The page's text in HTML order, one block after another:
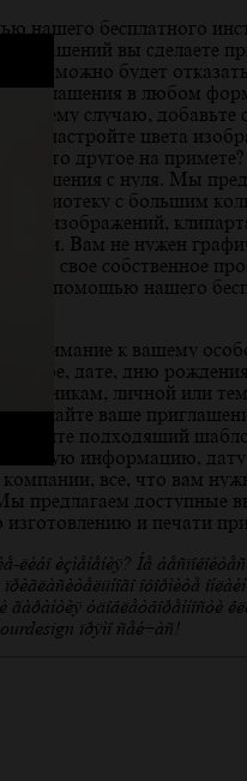
нашего бесплатного
приглашений вы сделаете
невозможно будет
приглашения в любом
своему случаю, добавьте
настройте цвета
что-то другое на
с нуля. Мы
библиотеку с большим
и изображений,
Вам не нужен
свое собственное
с помощью нашего
внимание к вашему
свадьбе, дате, дню
праздникам, личной или
сделайте ваше
подходящий
информацию,
компании, все, что вам
предлагаем доступные
изготовлению и печати
либо изменения? Не
оформите
удовлетворенности
прямо сейчас!